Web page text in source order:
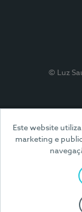
Este website
marketing e
© Luz